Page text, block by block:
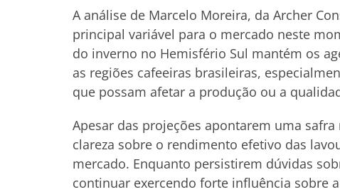
A análise de Marcelo Moreira, da Archer
principal variável para o mercado neste
do inverno no Hemisfério Sul mantém os
as regiões cafeeiras brasileiras,
que possam afetar a produção ou a
Apesar das projeções apontarem uma
clareza sobre o rendimento efetivo das
mercado. Enquanto persistirem dúvidas
continuar exercendo forte influência sobre